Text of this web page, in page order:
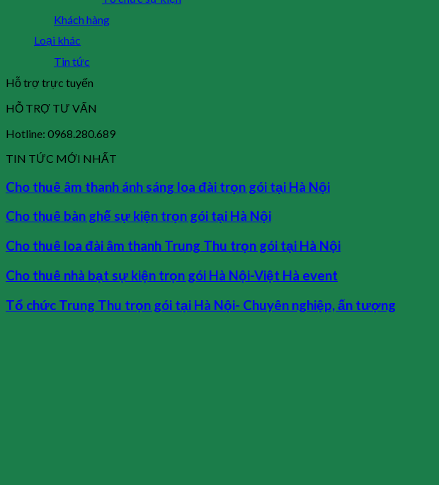
Khách hàng
Loại khác
Tin tức
Hỗ trợ trực tuyến
HỖ TRỢ TƯ VẤN
Hotline: 0968.280.689
TIN TỨC MỚI NHẤT
Cho thuê âm thanh ánh sáng loa đài trọn gói tại Hà Nội
Cho thuê bàn ghế sự kiện trọn gói tại Hà Nội
Cho thuê loa đài âm thanh Trung Thu trọn gói tại Hà Nội
Cho thuê nhà bạt sự kiện trọn gói Hà Nội-Việt Hà event
Tổ chức Trung Thu trọn gói tại Hà Nội- Chuyên nghiệp, ấn tượng